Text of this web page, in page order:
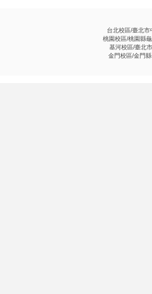
台北校區/臺北
桃園校區/桃園縣
基河校區/臺北
金門校區/金門